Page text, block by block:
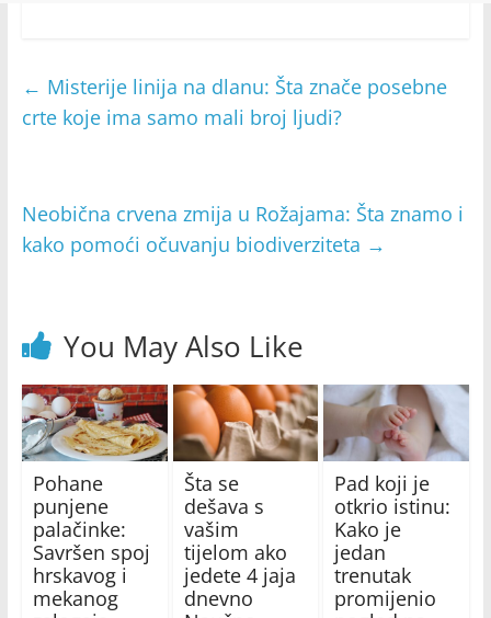
← Misterije linija na dlanu: Šta znače posebne
crte koje ima samo mali broj ljudi?
Neobična crvena zmija u Rožajama: Šta znamo i
kako pomoći očuvanju biodiverziteta →
You May Also Like
Pohane
punjene
palačinke:
Savršen spoj
hrskavog i
mekanog
Šta se
dešava s
vašim
tijelom ako
jedete 4 jaja
dnevno
Pad koji je
otkrio istinu:
Kako je
jedan
trenutak
promijenio